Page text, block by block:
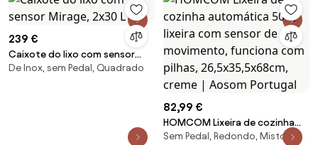
239 €
Caixote do lixo com sensor
Mirage, 2x30 L
De Inox, sem Pedal, Quadrado
82,99 €
HOMCOM Lixeira de cozinha
automática 50 L, lixeira com
Sem Pedal, Redondo, Misto